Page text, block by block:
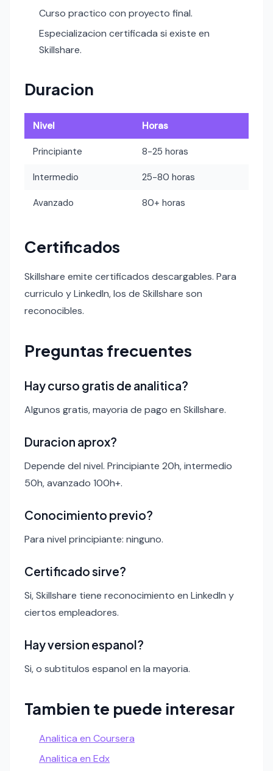
Curso practico con proyecto final.
Especializacion certificada si existe en
Skillshare.
Duracion
Nivel Horas
Principiante 8-25 horas
Intermedio 25-80 horas
Avanzado 80+ horas
Certificados
Skillshare emite certificados descargables. Para
curriculo y LinkedIn, los de Skillshare son
reconocibles.
Preguntas frecuentes
Hay curso gratis de analitica?
Algunos gratis, mayoria de pago en Skillshare.
Duracion aprox?
Depende del nivel. Principiante 20h, intermedio
50h, avanzado 100h+.
Conocimiento previo?
Para nivel principiante: ninguno.
Certificado sirve?
Si, Skillshare tiene reconocimiento en LinkedIn y
ciertos empleadores.
Hay version espanol?
Si, o subtitulos espanol en la mayoria.
Tambien te puede interesar
Analitica en Coursera
Analitica en Edx